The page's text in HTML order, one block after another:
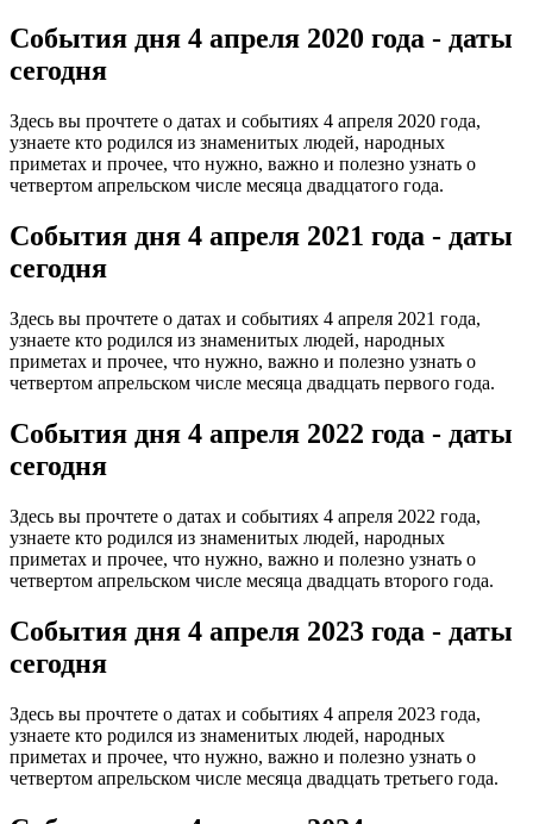
События дня 4 апреля 2020 года - даты
сегодня
Здесь вы прочтете о датах и событиях 4 апреля 2020 года,
узнаете кто родился из знаменитых людей, народных
приметах и прочее, что нужно, важно и полезно узнать о
четвертом апрельском числе месяца двадцатого года.
События дня 4 апреля 2021 года - даты
сегодня
Здесь вы прочтете о датах и событиях 4 апреля 2021 года,
узнаете кто родился из знаменитых людей, народных
приметах и прочее, что нужно, важно и полезно узнать о
четвертом апрельском числе месяца двадцать первого года.
События дня 4 апреля 2022 года - даты
сегодня
Здесь вы прочтете о датах и событиях 4 апреля 2022 года,
узнаете кто родился из знаменитых людей, народных
приметах и прочее, что нужно, важно и полезно узнать о
четвертом апрельском числе месяца двадцать второго года.
События дня 4 апреля 2023 года - даты
сегодня
Здесь вы прочтете о датах и событиях 4 апреля 2023 года,
узнаете кто родился из знаменитых людей, народных
приметах и прочее, что нужно, важно и полезно узнать о
четвертом апрельском числе месяца двадцать третьего года.